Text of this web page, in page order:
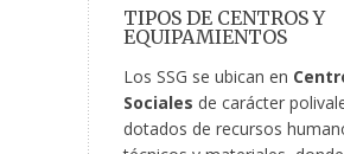
TIPOS DE CENTROS Y
EQUIPAMIENTOS
Los SSG se ubican en
Sociales de carácter
dotados de recursos